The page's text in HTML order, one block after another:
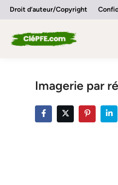
SkipDroit d’auteur/Copyright
Imagerie par